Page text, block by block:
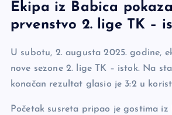
c
e
b
o
o
k
p
y
Li
n
k
se
n
g
er
er ar
e
Ekipa iz Babica
prvenstvo 2. lige TK –
U subotu, 2. augusta 2025. godine,
nove sezone 2. lige TK – istok. Na
konačan rezultat glasio je 3:2 u
Početak susreta pripao je gostima